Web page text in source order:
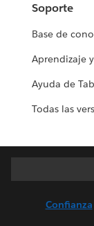
Soporte
Base de
Aprendizaje
Ayuda de
Todas las
Confianza